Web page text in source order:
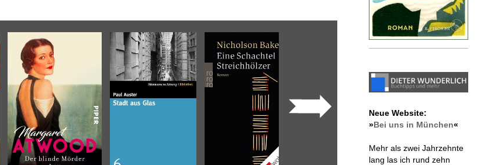
Neue Website:
»Bei uns in München«
Mehr als zwei Jahrzehnte
lang las ich rund zehn